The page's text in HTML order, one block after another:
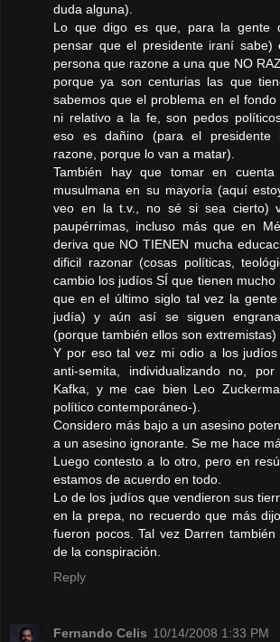
duda alguna).
Lo que digo es que, para la gente
pensar que el presidente iraní sabe)
persona que razone a una que NO
porque ya son centurias las que
sabemos que el problema en el fondo
ni relativo a la fe, son pedos
eso es dañino (para el
razone, porque lo van a matar).
También hay que tomar en
musulmana en su mayoría (aquí
veo en la t.v., no sé si sea cierto)
paupérrimas, incluso más que en
deriva que NO TIENEN mucha
dificil razonar (cosas políticas,
cambio los judíos SÍ que tienen
que en el último siglo tal vez la
judía) y aún así se siguen
(porque también ellos son extremistas)
Y por eso tal vez mi odio a los judíos
anti-semita, individualizando no,
Kafka, y me cae bien Leo
político contemporáneo-).
Considero más bajo a un asesino
a un asesino ignorante. Se me hace
Luego contesto a lo otro, pero en
estamos de acuerdo en todo.
Lo de los judíos que vendieron sus
en la prepa, no recuerdo que más
fueron pocos. Tal vez Darren
de la conspiración.
Reply
Fernando Celis 10/14/2008 1:33 PM